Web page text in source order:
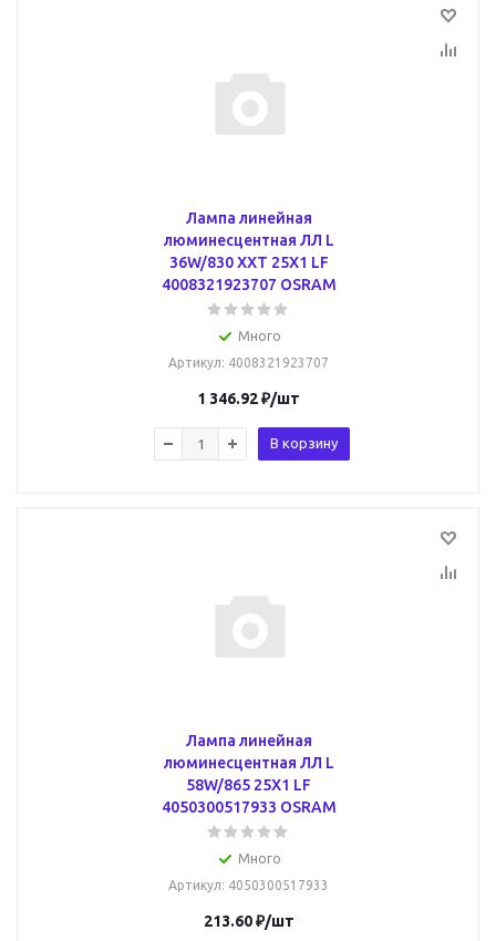
Лампа линейная
люминесцентная ЛЛ L
36W/830 XXT 25X1 LF
4008321923707 OSRAM
Много
Артикул: 4008321923707
1 346.92₽/шт
В корзину
Лампа линейная
люминесцентная ЛЛ L
58W/865 25X1 LF
4050300517933 OSRAM
Много
Артикул: 4050300517933
213.60₽/шт